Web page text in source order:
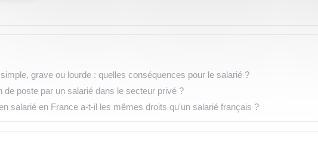
grave ou lourde : quelles conséquences pour le salarié ?
de poste par un salarié dans le secteur privé ?
salarié en France a-t-il les mêmes droits qu'un salarié français ?